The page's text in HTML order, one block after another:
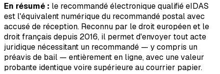
En résumé : le recommandé électronique qualifié eIDAS
est l'équivalent numérique du recommandé postal avec
accusé de réception. Reconnu par le droit européen et le
droit français depuis 2016, il permet d'envoyer tout acte
juridique nécessitant un recommandé — y compris un
préavis de bail — entièrement en ligne, avec une valeur
probante identique voire supérieure au courrier papier.